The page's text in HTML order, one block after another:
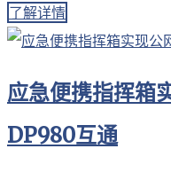
了解详情
应急便携指挥箱
DP980互通